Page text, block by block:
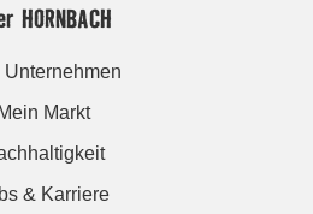
HORNBACH
Unternehmen
Mein Markt
& Karriere